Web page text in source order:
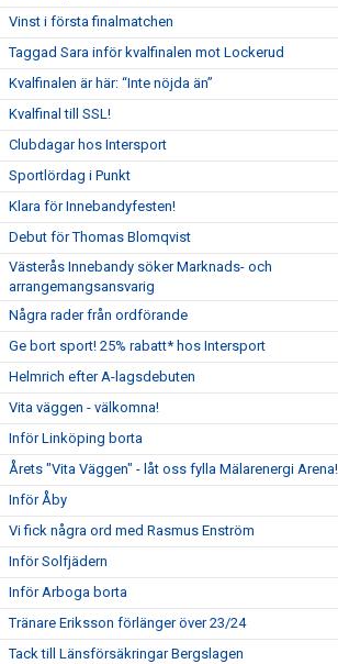
Vinst i första finalmatchen
Taggad Sara inför kvalfinalen mot Lockerud
Kvalfinalen är här: “Inte nöjda än”
Kvalfinal till SSL!
Clubdagar hos Intersport
Sportlördag i Punkt
Klara för Innebandyfesten!
Debut för Thomas Blomqvist
Västerås Innebandy söker Marknads- och
arrangemangsansvarig
Några rader från ordförande
Ge bort sport! 25% rabatt* hos Intersport
Helmrich efter A-lagsdebuten
Vita väggen - välkomna!
Inför Linköping borta
Årets "Vita Väggen" - låt oss fylla Mälarenergi Arena!
Inför Åby
Vi fick några ord med Rasmus Enström
Inför Solfjädern
Inför Arboga borta
Tränare Eriksson förlänger över 23/24
Tack till Länsförsäkringar Bergslagen